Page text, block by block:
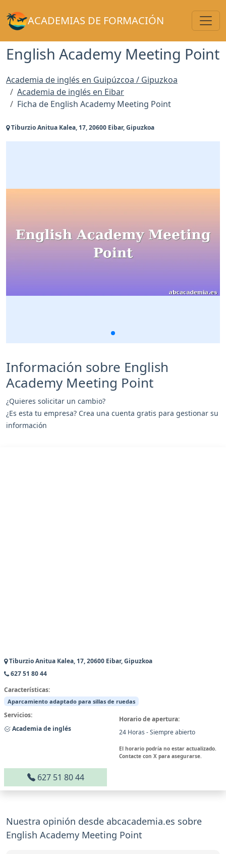
ACADEMIAS DE FORMACIÓN
English Academy Meeting Point
Academia de inglés en Guipúzcoa / Gipuzkoa
Academia de inglés en Eibar
Ficha de English Academy Meeting Point
Tiburzio Anitua Kalea, 17, 20600 Eibar, Gipuzkoa
Información sobre English
Academy Meeting Point
¿Quieres solicitar un cambio?
¿Es esta tu empresa? Crea una cuenta gratis para gestionar su
información
Tiburzio Anitua Kalea, 17, 20600 Eibar, Gipuzkoa
627 51 80 44
Características:
Aparcamiento adaptado para sillas de ruedas
Servicios:
Academia de inglés
Horario de apertura:
24 Horas - Siempre abierto
El horario podría no estar actualizado.
Contacte con X para asegurarse.
627 51 80 44
Nuestra opinión desde abcacademia.es sobre
English Academy Meeting Point